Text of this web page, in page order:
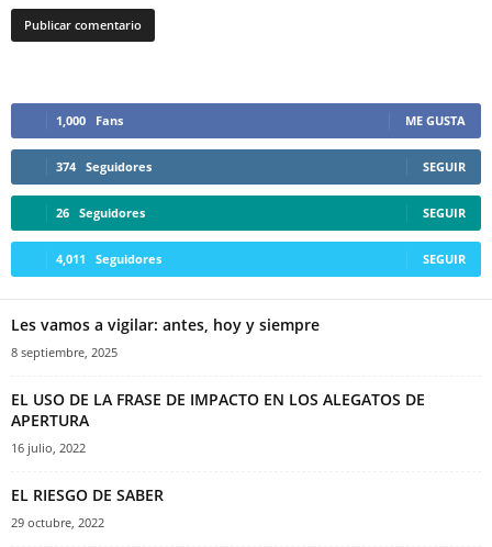
1,000 Fans ME GUSTA
374 Seguidores SEGUIR
26 Seguidores SEGUIR
4,011 Seguidores SEGUIR
Les vamos a vigilar: antes, hoy y siempre
8 septiembre, 2025
EL USO DE LA FRASE DE IMPACTO EN LOS ALEGATOS DE
APERTURA
16 julio, 2022
EL RIESGO DE SABER
29 octubre, 2022